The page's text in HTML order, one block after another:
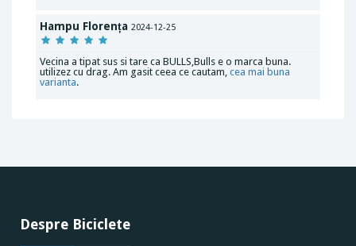
Hampu Florența 2024-12-25
Vecina a tipat sus si tare ca BULLS,Bulls e o marca buna.
utilizez cu drag. Am gasit ceea ce cautam, cea mai buna
varianta.
Despre Biciclete